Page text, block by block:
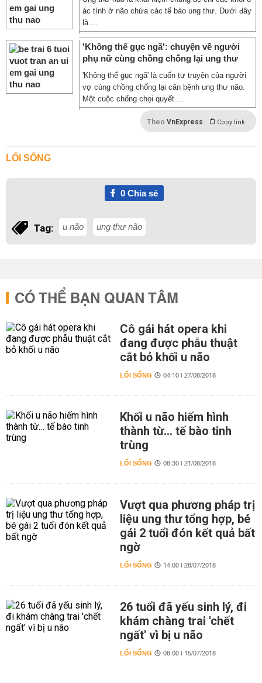
ác tính ở não chứa các tế bào ung thư. Dưới đây
là ...
'Không thể gục ngã': chuyện về người
phụ nữ cùng chồng chống lại ung thư
'Không thể gục ngã' là cuốn tự truyện của người
vợ cùng chồng chống lại căn bệnh ung thư não.
Một cuộc chống chọi quyết ...
Theo VnExpress Copy link
LỐI SỐNG
0Chia sẻ
Tag: u não ung thư não
CÓ THỂ BẠN QUAN TÂM
Cô gái hát opera khi
đang được phẫu thuật
cắt bỏ khối u não
LỐI SỐNG 04:10 | 27/08/2018
Khối u não hiếm hình
thành từ… tế bào tinh
trùng
LỐI SỐNG 08:30 | 21/08/2018
Vượt qua phương pháp trị
liệu ung thư tổng hợp, bé
gái 2 tuổi đón kết quả bất
ngờ
LỐI SỐNG 14:00 | 28/07/2018
26 tuổi đã yếu sinh lý, đi
khám chàng trai 'chết
ngất' vì bị u não
LỐI SỐNG 08:00 | 15/07/2018